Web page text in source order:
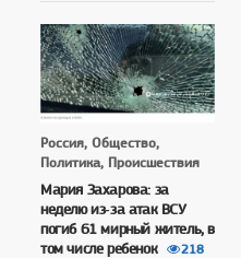
Россия, Общество,
Политика, Происшествия
Мария Захарова: за
неделю из‑за атак ВСУ
погиб 61 мирный житель, в
том числе ребенок
218